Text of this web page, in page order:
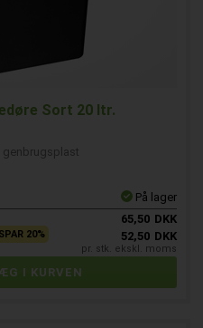
Sort 20 ltr.
På lager
65,50 DKK
SPAR 20% 52,50 DKK
pr. stk. ekskl. moms